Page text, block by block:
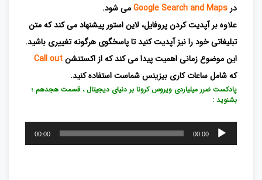
در Google Search and Mapsمی شود.
علاوه بر آپدیت کردن پروفایل، لاین استور پیشنهاد می کند که متن
تبلیغاتی خود را نیز آپدیت کنید تا پاسخگوی هرگونه تغییری باشید.
این موضوع زمانی اهمیت پیدا می کند که از اکستنشنCall out
که شامل ساعات کاری بیزینس شماست استفاده کنید.
پادکست ضرر میلیاردی ویروس کرونا بر دنیای دیجیتال ، قسمت هجدهم ؛
بشنوید :
پخش‌کننده
صوت
00:00
00:00